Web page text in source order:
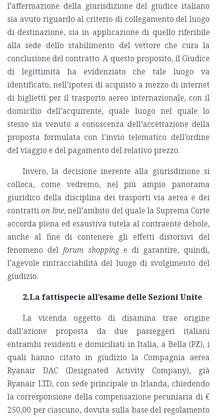
l’affermazione della giurisdizione del giudice italiano
sia avuto riguardo al criterio di collegamento del luogo
di destinazione, sia in applicazione di quello riferibile
alla sede dello stabilimento del vettore che cura la
conclusione del contratto. A questo proposito, il Giudice
di legittimità ha evidenziato che tale luogo va
identificato, nell’ipotesi di acquisto a mezzo di internet
di biglietti per il trasporto aereo internazionale, con il
domicilio dell’acquirente, quale luogo nel quale lo
stesso sia venuto a conoscenza dell’accettazione della
proposta formulata con l’invio telematico dell’ordine
del viaggio e del pagamento del relativo prezzo.
Invero, la decisione inerente alla giurisdizione si
colloca, come vedremo, nel più ampio panorama
giuridico della disciplina dei trasporti via aerea e dei
contrattion line, nell’ambito del quale la Suprema Corte
accorda piena ed esaustiva tutela al contraente debole,
anche al fine di contenere gli effetti distorsivi del
fenomeno del forum shoppinge di garantire, quindi,
l’agevole rintracciabilità del luogo di svolgimento del
giudizio.
2.La fattispecie all’esame delle Sezioni Unite
La vicenda oggetto di disamina trae origine
dall’azione proposta da due passeggeri italiani
entrambi residenti e domiciliati in Italia, a Bella (PZ), i
quali hanno citato in giudizio la Compagnia aerea
Ryanair DAC (Designated Activity Company), già
Ryanair LTD, con sede principale in Irlanda, chiedendo
la corresponsione della compensazione pecuniaria di €
250,00 per ciascuno, dovuta sulla base del regolamento